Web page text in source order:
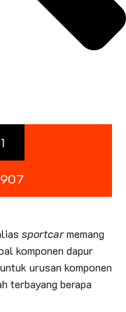
sportcarmemang
komponen dapur
urusan komponen
terbayang berapa